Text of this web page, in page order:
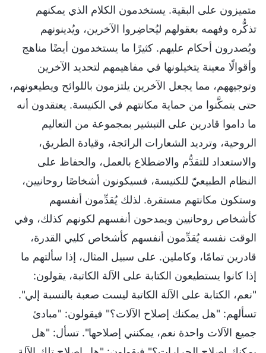
متميزون على البقية. يستخدمون الكلام الذي يمكنهم
تذكُّره وفهمه بعقولهم ليُحاضِروا الآخرين، ويُدينونهم
ويُصدرون أحكام عليهم. كثيرًا ما يستخدمون أيضًا مناهج
وأقوالًا معينة يتخيلونها في مفاهيمهم لتحديد الآخرين
وتوجيههم، مما يجعل الآخرين يلتزمون باللوائح ويطيعونهم،
حتى يتمكَّنوا من حماية مكانتهم في الكنيسة. يعتقدون أنه
ما داموا قادرين على التبشير بمجموعة من التعاليم
الروحية، وترديد الشعارات الرائجة، وقيادة الطريق،
والاستعداد للتقدُّم والاضطلاع بالعمل، والحفاظ على
النظام الطبيعيّ للكنيسة، فسيكونون أشخاصًا روحانيين،
وستكون مكانتهم مستقرة. لذلك يُقدِّمون أنفسهم
كأشخاص روحانيين ويمدحون أنفسهم لكونهم كذلك، وفي
الوقت نفسه يُقدِّمون أنفسهم كأشخاص كليي القدرة،
قادرين تمامًا، وكاملين. على سبيل المثال، إذا سألتهم ما
إذا كانوا يستطيعون الكتابة على الآلة الكاتبة، يقولون:
"نعم، الكتابة على الآلة الكاتبة ليست صعبة بالنسبة إلي".
تسألهم: "هل يمكنك إصلاح الآلات؟" فيقولون: "مبادئ
جميع الآلات واحدة نعم، يمكنني إصلاحها". تسأل: "هل